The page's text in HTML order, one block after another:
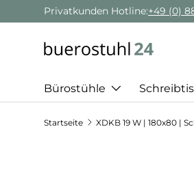
Direkt zum Inhalt
Privatkunden Hotline:+49 (0)
Bürostühle
Startseite